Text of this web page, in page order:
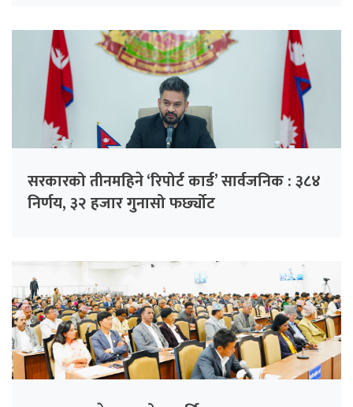
सरकारको तीनमहिने ‘रिपोर्ट कार्ड’ सार्वजनिक : ३८४
निर्णय, ३२ हजार गुनासो फर्छ्योट